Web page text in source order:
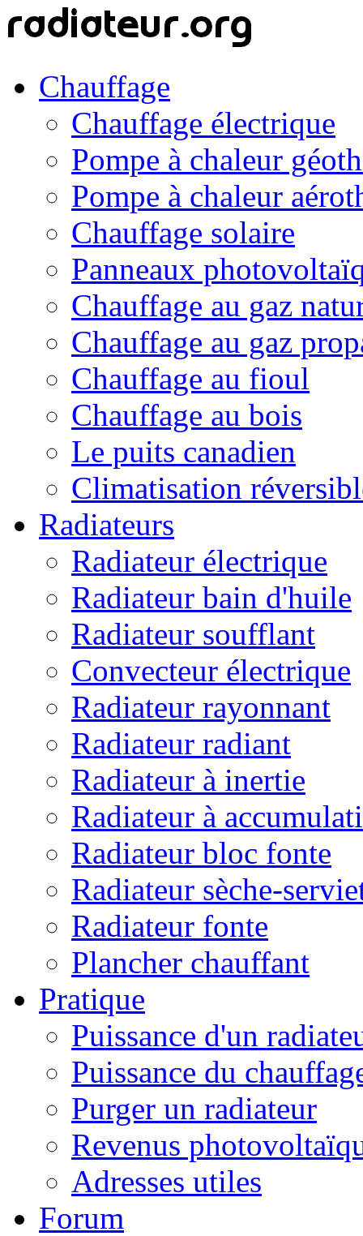
Chauffage
Chauffage électrique
Pompe à chaleur
Pompe à chaleur
Chauffage solaire
Panneaux
Chauffage au gaz
Chauffage au gaz
Chauffage au fioul
Chauffage au bois
Le puits canadien
Climatisation
Radiateurs
Radiateur électrique
Radiateur bain d'huile
Radiateur soufflant
Convecteur électrique
Radiateur rayonnant
Radiateur radiant
Radiateur à inertie
Radiateur à
Radiateur bloc fonte
Radiateur sèche-
Radiateur fonte
Plancher chauffant
Pratique
Puissance d'un
Puissance du
Purger un radiateur
Revenus
Adresses utiles
Forum